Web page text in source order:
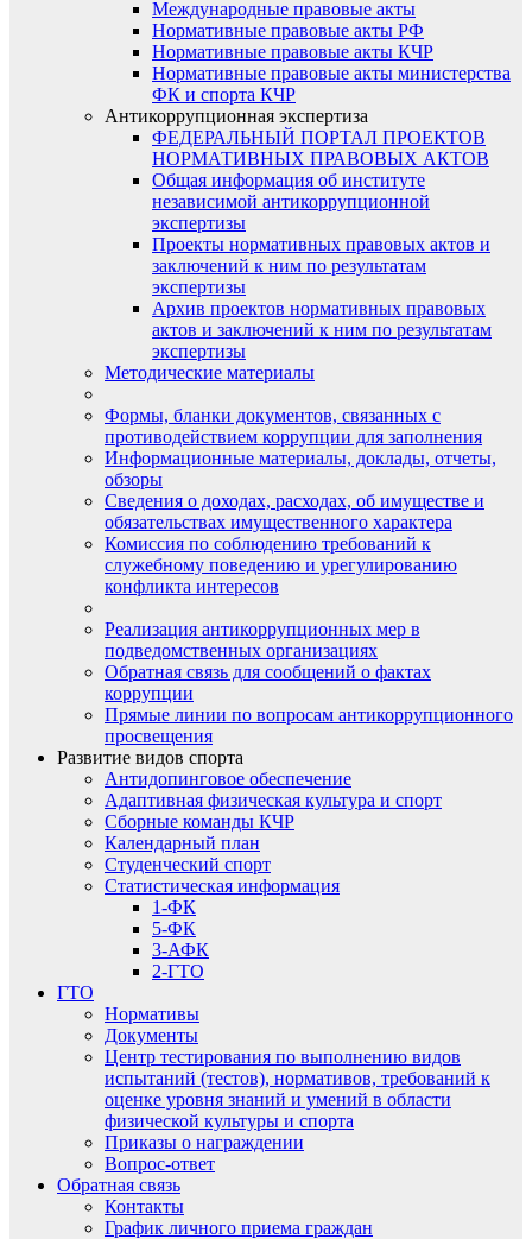
Международные правовые акты
Нормативные правовые акты РФ
Нормативные правовые акты КЧР
Нормативные правовые акты министерства
ФК и спорта КЧР
Антикоррупционная экспертиза
ФЕДЕРАЛЬНЫЙ ПОРТАЛ ПРОЕКТОВ
НОРМАТИВНЫХ ПРАВОВЫХ АКТОВ
Общая информация об институте
независимой антикоррупционной
экспертизы
Проекты нормативных правовых актов и
заключений к ним по результатам
экспертизы
Архив проектов нормативных правовых
актов и заключений к ним по результатам
экспертизы
Методические материалы
Формы, бланки документов, связанных с
противодействием коррупции для заполнения
Информационные материалы, доклады, отчеты,
обзоры
Сведения о доходах, расходах, об имуществе и
обязательствах имущественного характера
Комиссия по соблюдению требований к
служебному поведению и урегулированию
конфликта интересов
Реализация антикоррупционных мер в
подведомственных организациях
Обратная связь для сообщений о фактах
коррупции
Прямые линии по вопросам антикоррупционного
просвещения
Развитие видов спорта
Антидопинговое обеспечение
Адаптивная физическая культура и спорт
Сборные команды КЧР
Календарный план
Студенческий спорт
Статистическая информация
1-ФК
5-ФК
3-АФК
2-ГТО
ГТО
Нормативы
Документы
Центр тестирования по выполнению видов
испытаний (тестов), нормативов, требований к
оценке уровня знаний и умений в области
физической культуры и спорта
Приказы о награждении
Вопрос-ответ
Обратная связь
Контакты
График личного приема граждан